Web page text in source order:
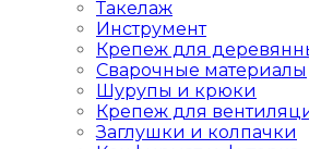
Такелаж
Инструмент
Крепеж для
Сварочные материалы
Шурупы и крюки
Крепеж для
Заглушки и колпачки